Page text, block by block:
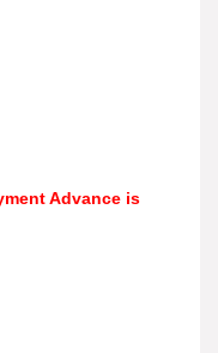
Advance is